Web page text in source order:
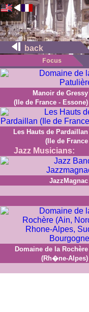
back
Manoir de Gressy
(Ile de France - Essone)
Les Hauts de Pardaillan
(Ile de France
Jazz Musicians:
JazzMagnac
Domaine de la Rochère
(Rh�ne-Alpes)